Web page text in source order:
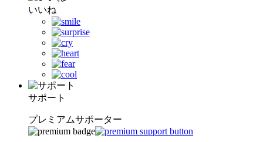
いいね
サポート
プレミアムサポーター